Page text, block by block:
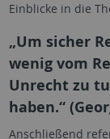
Einblicke in die
„Um sicher
wenig vom
Unrecht zu
haben.“
Anschließend